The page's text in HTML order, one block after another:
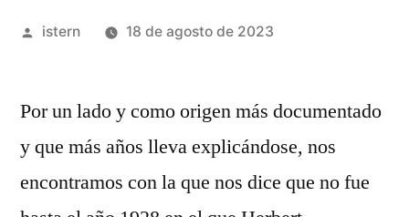
Publicado
istern 18 de agosto de 2023
Por un lado y como origen más documentado
y que más años lleva explicándose, nos
encontramos con la que nos dice que no fue